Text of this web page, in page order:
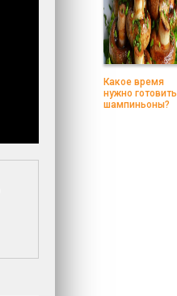
Какое время
нужно готовить
шампиньоны?